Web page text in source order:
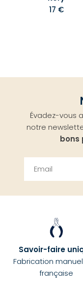
17 €
Évadez-vous
notre
bons
Savoir-faire
Fabrication
française